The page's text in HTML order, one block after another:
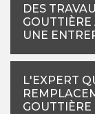
DES
GOUTTIÈRE
UNE
L'EXPERT
GOUTTIÈRE